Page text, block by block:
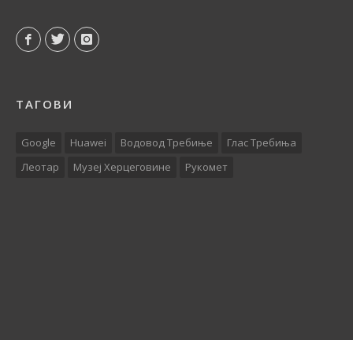
ТАГОВИ
Google Huawei Водовод Требиње
Глас Требиња
Леотар
Музеј Херцеговине Рукомет